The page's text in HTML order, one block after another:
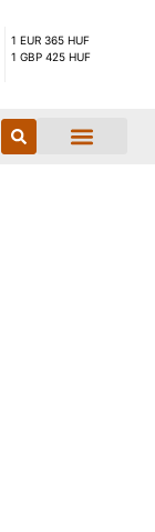
1 EUR 365 HUF
1 GBP 425 HUF